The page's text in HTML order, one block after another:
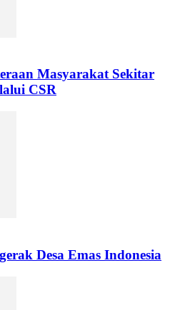
Masyarakat Sekitar
CSR
Desa Emas Indonesia